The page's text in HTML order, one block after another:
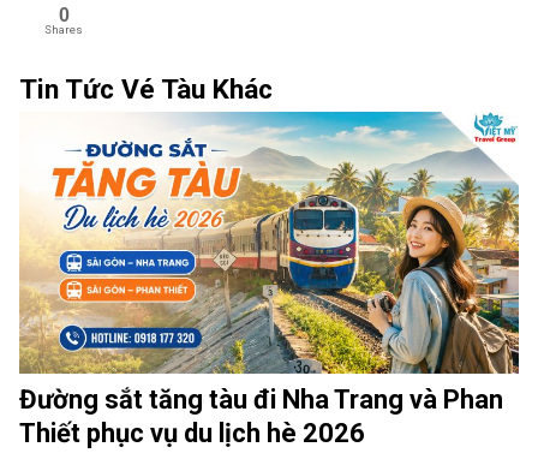
0
Shares
Tin Tức Vé Tàu Khác
Đường sắt tăng tàu đi Nha Trang và Phan
Thiết phục vụ du lịch hè 2026